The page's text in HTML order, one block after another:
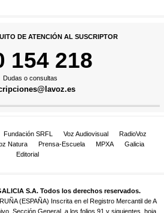
DE ATENCIÓN AL SUSCRIPTOR
154 218
Dudas o consultas
Fundación SRFL Voz Audiovisual
RadioVoz
Natura Prensa-Escuela MPXA
Galicia
Editorial
S.A. Todos los derechos reservados.
(ESPAÑA) Inscrita en el Registro Mercantil de A
Sección General, a los folios 91 y siguientes, hoja